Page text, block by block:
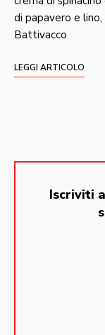
di papavero e
Battivacco
LEGGI ARTICOLO
Iscriviti